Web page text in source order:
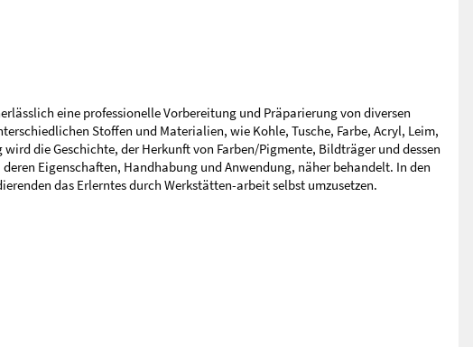
eine professionelle Vorbereitung und Präparierung von diversen
Stoffen und Materialien, wie Kohle, Tusche, Farbe, Acryl, Leim,
die Geschichte, der Herkunft von Farben/Pigmente, Bildträger und dessen
Eigenschaften, Handhabung und Anwendung, näher behandelt. In den
das Erlerntes durch Werkstätten-arbeit selbst umzusetzen.